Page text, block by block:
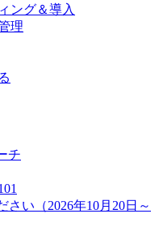
ング＆導入
理
チ
さい（2026年10月20日～